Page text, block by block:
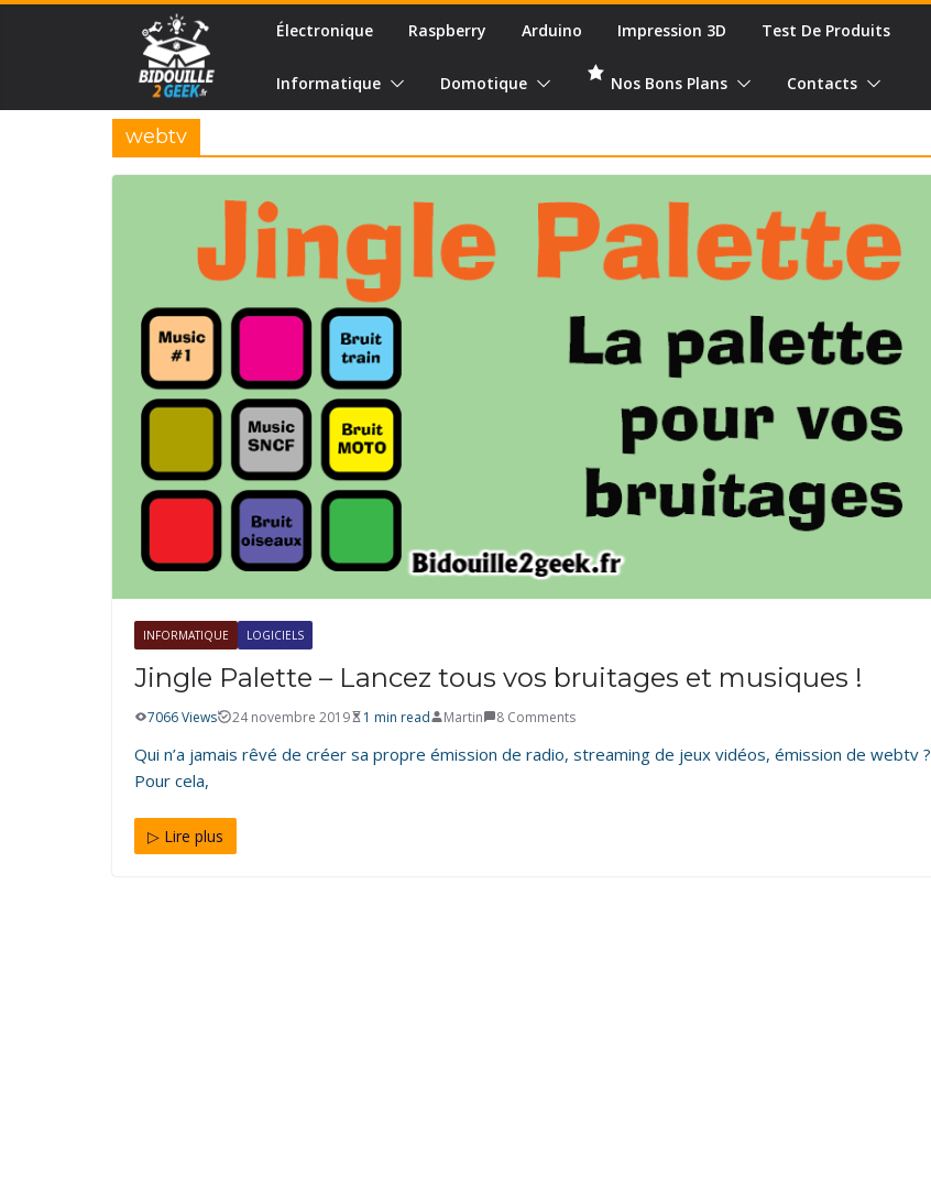
Électronique Raspberry Arduino Impression 3D Test De Produits
Informatique Domotique Nos Bons Plans Contacts
webtv
INFORMATIQUE LOGICIELS
Jingle Palette – Lancez tous vos bruitages et musiques !
7066 Views 24 novembre 2019 1 min read Martin 8 Comments
Qui n’a jamais rêvé de créer sa propre émission de radio, streaming de jeux vidéos, émission de webtv ?
Pour cela,
▷ Lire plus